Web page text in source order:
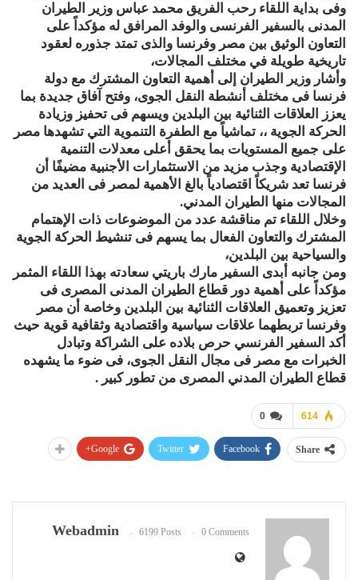
وفى بداية اللقاء رحب الفريق محمد عباس وزير الطيران
المدنى بالسفير الفرنسى والوفد المرافق له مؤكداً على
التعاون الوثيق بين مصر وفرنسا والذى تمتد جذوره لعقود
تاريخية طويلة في مختلف المجالات،
وأشار وزير الطيران إلى أهمية التعاون المشترك مع دولة
فرنسا فى مختلف أنشطة النقل الجوى، وفتح آفاق جديدة بما
يعزز العلاقات الثنائية بين البلدين ويسهم فى تحفيز وزيادة
الحركة الجوية ،، تماشياً مع الطفرة التنموية التي تشهدها مصر
على جميع المستويات بما يحقق أعلى معدلات التنمية
الإقتصادية وجذب مزيد من الاستثمارات الأجنبية مضيفًا أن
فرنسا تعد شريكاً اقتصادياً بالغ الأهمية لمصر فى العديد من
المجالات منها الطيران المدني.
وخلال اللقاء تم مناقشة عدد من الموضوعات ذات الإهتمام
المشترك والتعاون الفعال بما يسهم فى تنشيط الحركة الجوية
والسياحية بين البلدين،
ومن جانبه أبدى السفير مارك باريتي سعادته بهذا اللقاء المثمر
مؤكداً على أهمية دور قطاع الطيران المدنى المصرى فى
تعزيز وتعميق العلاقات الثنائية بين البلدين وخاصة أن مصر
وفرنسا تربطهما علاقات سياسية واقتصادية وثقافية قوية حيث
أكد السفير الفرنسي حرص بلاده على الشراكة وتبادل
الخبرات مع مصر فى مجال النقل الجوى، فى ضوء ما يشهده
قطاع الطيران المدني المصرى من تطور كبير .
0 614
Share
Facebook
Twitter
Google+
Webadmin 6199 Posts 0 Comments